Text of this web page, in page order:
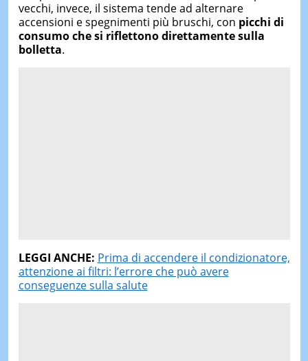
vecchi, invece, il sistema tende ad alternare
accensioni e spegnimenti più bruschi, con picchi di
consumo che si riflettono direttamente sulla
bolletta.
LEGGI ANCHE: Prima di accendere il condizionatore,
attenzione ai filtri: l’errore che può avere
conseguenze sulla salute